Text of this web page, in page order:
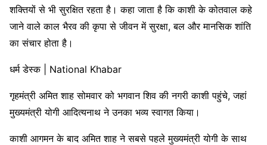
शक्तियों से भी सुरक्षित रहता है। कहा जाता है कि काशी के कोतवाल कहे
जाने वाले काल भैरव की कृपा से जीवन में सुरक्षा, बल और मानसिक शांति
का संचार होता है।
धर्म डेस्क | National Khabar
गृहमंत्री अमित शाह सोमवार को भगवान शिव की नगरी काशी पहुंचे, जहां
मुख्यमंत्री योगी आदित्यनाथ ने उनका भव्य स्वागत किया।
काशी आगमन के बाद अमित शाह ने सबसे पहले मुख्यमंत्री योगी के साथ